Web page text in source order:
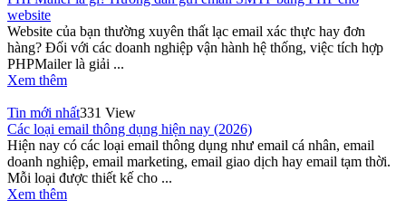
website
Website của bạn thường xuyên thất lạc email xác thực hay đơn
hàng? Đối với các doanh nghiệp vận hành hệ thống, việc tích hợp
PHPMailer là giải ...
Xem thêm
Tin mới nhất331 View
Các loại email thông dụng hiện nay (2026)
Hiện nay có các loại email thông dụng như email cá nhân, email
doanh nghiệp, email marketing, email giao dịch hay email tạm thời.
Mỗi loại được thiết kế cho ...
Xem thêm